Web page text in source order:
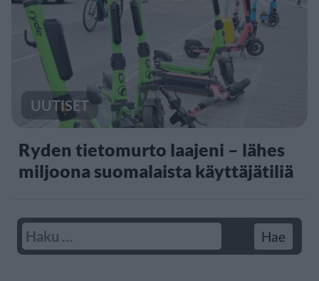
UUTISET
Ryden tietomurto laajeni – lähes
miljoona suomalaista käyttäjätiliä